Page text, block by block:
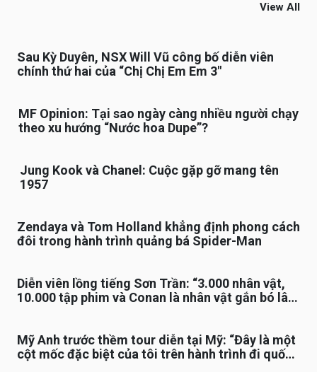
View All
Sau Kỳ Duyên, NSX Will Vũ công bố diễn viên
chính thứ hai của “Chị Chị Em Em 3″
MF Opinion: Tại sao ngày càng nhiều người chạy
theo xu hướng “Nước hoa Dupe”?
Jung Kook và Chanel: Cuộc gặp gỡ mang tên
1957
Zendaya và Tom Holland khẳng định phong cách
đôi trong hành trình quảng bá Spider-Man
Diễn viên lồng tiếng Sơn Trần: “3.000 nhân vật,
10.000 tập phim và Conan là nhân vật gắn bó lâu
Mỹ Anh trước thềm tour diễn tại Mỹ: “Đây là một
cột mốc đặc biệt của tôi trên hành trình đi quốc